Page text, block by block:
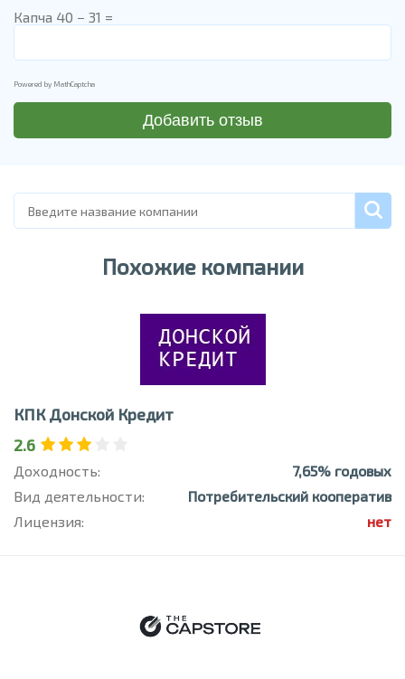
Капча 40 − 31 =
Powered by MathCaptcha
Похожие компании
КПК Донской Кредит
2.6
Доходность:
7,65% годовых
Вид деятельности:
Потребительский кооператив
Лицензия:
нет